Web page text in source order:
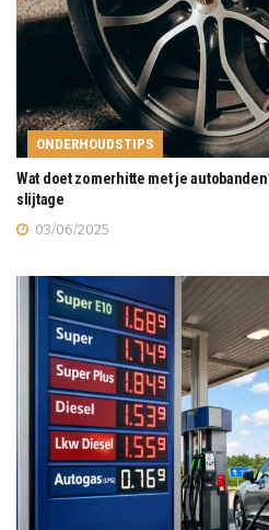
ONDERHOUDSTIPS
Wat doet zomerhitte met je
slijtage
03/06/2025